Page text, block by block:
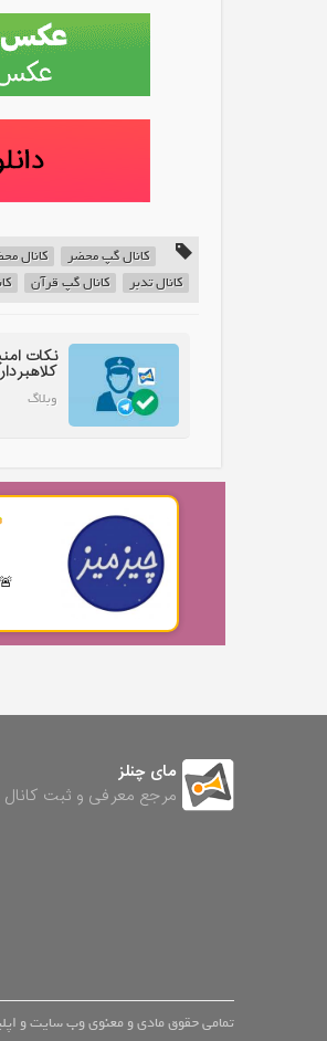
کانال گپ محضر کانال
کانال تدبر
کانال گپ قرآن
نکات
وبلاگ
مای چنلز
مرجع معرفی و ثبت کانال
تمامی حقوق مادی و معنوی وب سایت و